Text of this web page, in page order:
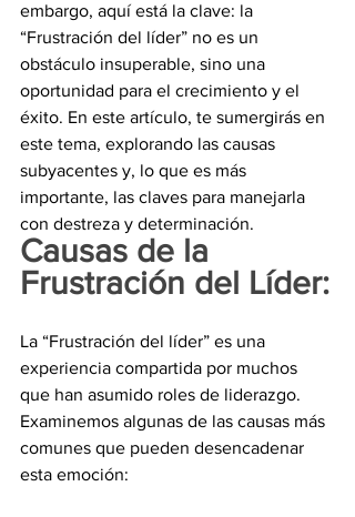
embargo, aquí está la clave: la
“Frustración del líder” no es un
obstáculo insuperable, sino una
oportunidad para el crecimiento y el
éxito. En este artículo, te sumergirás en
este tema, explorando las causas
subyacentes y, lo que es más
importante, las claves para manejarla
con destreza y determinación.
Causas de la
Frustración del Líder:
La “Frustración del líder” es una
experiencia compartida por muchos
que han asumido roles de liderazgo.
Examinemos algunas de las causas más
comunes que pueden desencadenar
esta emoción: